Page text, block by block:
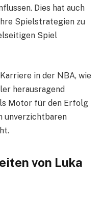
Dies hat auch
Spielstrategien zu
Spiel
in der NBA, wie
herausragend
Motor für den Erfolg
unverzichtbaren
von Luka